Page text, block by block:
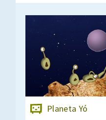
Planeta Yó